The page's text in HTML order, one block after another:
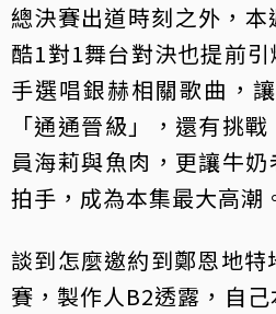
總決賽出道時刻之外，
酷1對1舞台對決也提前
手選唱銀赫相關歌曲，
「通通晉級」，還有挑
員海莉與魚肉，更讓牛
拍手，成為本集最大高潮
談到怎麼邀約到鄭恩地
賽，製作人B2透露，自